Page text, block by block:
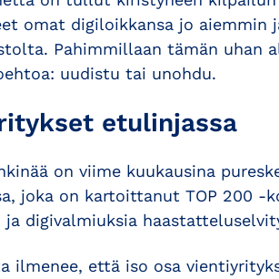
omat digiloikkansa jo aiemmin
Pahimmillaan tämän uhan
uudistu tai unohdu.
etulinjassa
on viime kuukausina
joka on kartoittanut TOP 200 -
digivalmiuksia
ilmenee, että iso osa